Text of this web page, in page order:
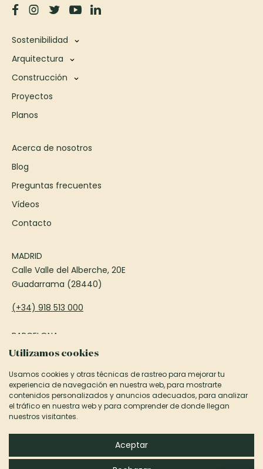
Utilizamos cookies
Usamos cookies y otras técnicas de rastreo para mejorar tu
experiencia de navegación en nuestra web, para mostrarte
contenidos personalizados y anuncios adecuados, para analizar
el tráfico en nuestra web y para comprender de donde llegan
nuestros visitantes.
Aceptar
Sostenibilidad
Arquitectura
Construcción
Proyectos
Planos
Acerca de nosotros
Blog
Preguntas frecuentes
Vídeos
Contacto
MADRID
Calle Valle del Alberche, 20E
Guadarrama (28440)
(+34) 918 513 000
BARCELONA
Passeig Francesc Macià, 75
(+34) 935 906 850
informacion@canexel.es
©2026 Canexel Construcciones S.L.
Aviso Legal y Privacidad